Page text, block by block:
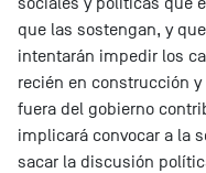
que las sostengan, y
intentarán impedir los
recién en construcción
fuera del gobierno
implicará convocar a la
sacar la discusión